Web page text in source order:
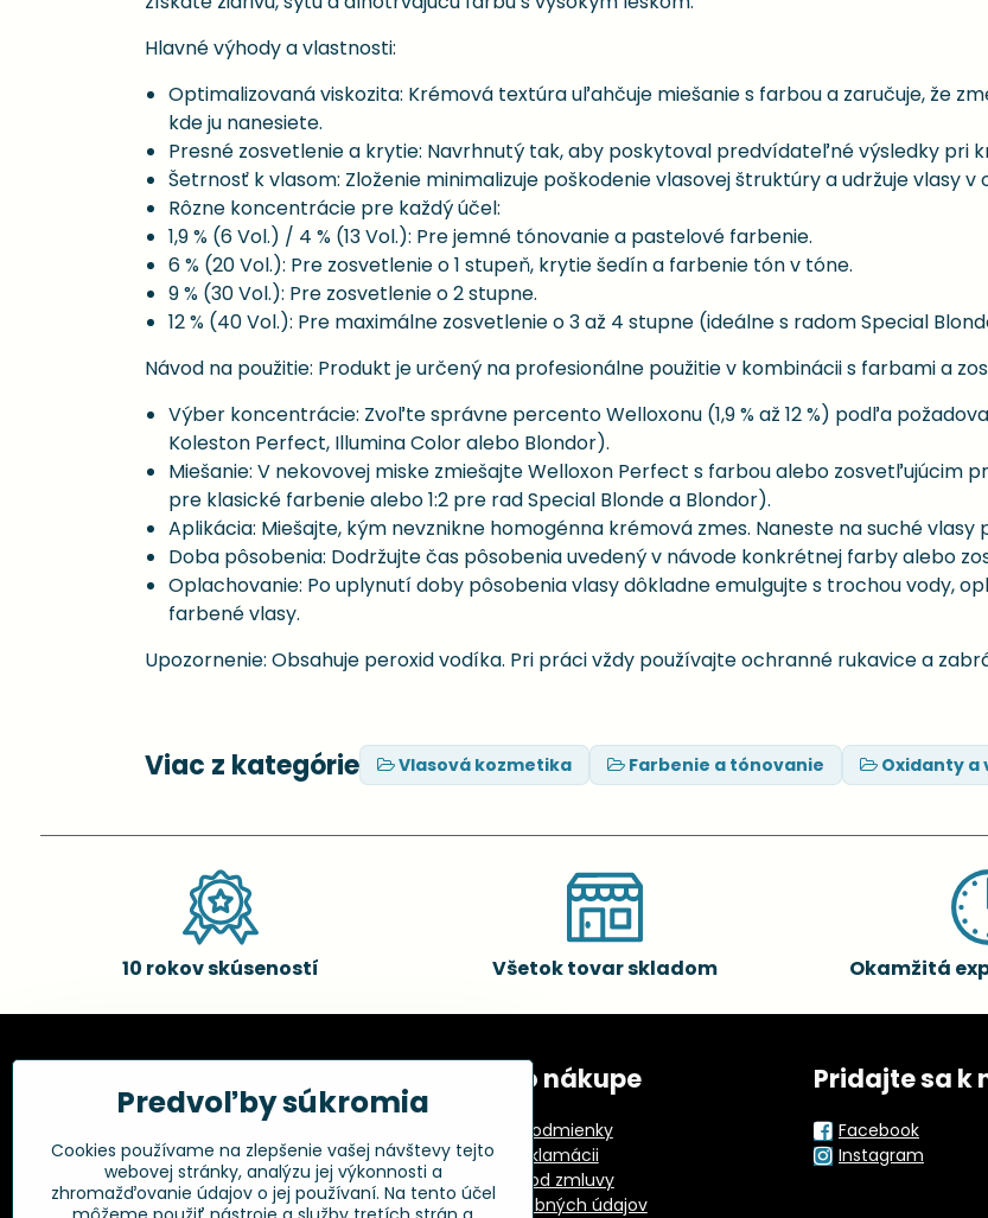
Hlavné výhody a vlastnosti:
Optimalizovaná viskozita: Krémová textúra uľahčuje miešanie s farbou a zaručuje, že
kde ju nanesiete.
Presné zosvetlenie a krytie: Navrhnutý tak, aby poskytoval predvídateľné výsledky pri
Šetrnosť k vlasom: Zloženie minimalizuje poškodenie vlasovej štruktúry a udržuje vlasy v
Rôzne koncentrácie pre každý účel:
1,9 % (6 Vol.) / 4 % (13 Vol.): Pre jemné tónovanie a pastelové farbenie.
6 % (20 Vol.): Pre zosvetlenie o 1 stupeň, krytie šedín a farbenie tón v tóne.
9 % (30 Vol.): Pre zosvetlenie o 2 stupne.
12 % (40 Vol.): Pre maximálne zosvetlenie o 3 až 4 stupne (ideálne s radom Special
Návod na použitie: Produkt je určený na profesionálne použitie v kombinácii s farbami a
Výber koncentrácie: Zvoľte správne percento Welloxonu (1,9 % až 12 %) podľa
Koleston Perfect, Illumina Color alebo Blondor).
Miešanie: V nekovovej miske zmiešajte Welloxon Perfect s farbou alebo zosvetľujúcim
pre klasické farbenie alebo 1:2 pre rad Special Blonde a Blondor).
Aplikácia: Miešajte, kým nevznikne homogénna krémová zmes. Naneste na suché
Doba pôsobenia: Dodržujte čas pôsobenia uvedený v návode konkrétnej farby alebo
Oplachovanie: Po uplynutí doby pôsobenia vlasy dôkladne emulgujte s trochou vody,
farbené vlasy.
Upozornenie: Obsahuje peroxid vodíka. Pri práci vždy používajte ochranné rukavice a
Viac z kategórie Vlasová kozmetika Farbenie a tónovanie Oxidanty a
10 rokov skúseností Všetok tovar skladom Okamžitá
Kadernícke potreby, s.r.o.
Fakturačné údaje:
Kadernícke potreby, s.r.o.
Klincová 37
821 08 Bratislava
Všetko o nákupe
Obchodné podmienky
Postup pri reklamácii
Odstúpenie od zmluvy
Ochrana osobných údajov
Pridajte sa k
Facebook
Instagram
Predvoľby súkromia
Cookies používame na zlepšenie vašej návštevy tejto
webovej stránky, analýzu jej výkonnosti a
zhromažďovanie údajov o jej používaní. Na tento účel